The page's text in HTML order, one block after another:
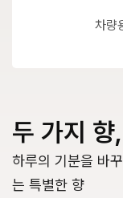
차량
두 가지
하루의 기분을 바
는 특별한 향